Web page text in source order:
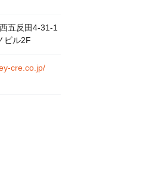
五反田4-31-1
ル2F
cre.co.jp/